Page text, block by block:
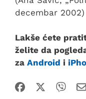
decembar 2002)
Lakše ćete
želite da
za Android i